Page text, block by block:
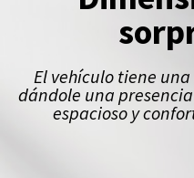
El vehículo tiene
dándole una
espacioso y